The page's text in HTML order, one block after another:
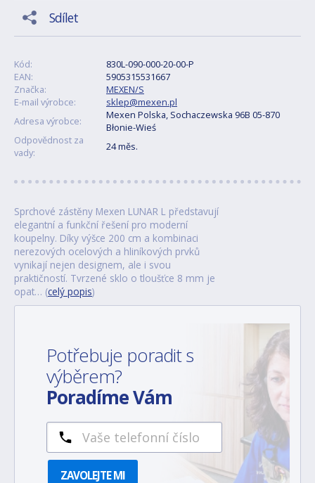
Sdílet
Kód:
830L-090-000-20-00-P
EAN:
5905315531667
Značka:
MEXEN/S
E-mail výrobce:
sklep@mexen.pl
Adresa výrobce:
Mexen Polska, Sochaczewska 96B 05-870
Błonie-Wieś
Odpovědnost za
vady:
24 měs.
Sprchové zástěny Mexen LUNAR L představují
elegantní a funkční řešení pro moderní
koupelny. Díky výšce 200 cm a kombinaci
nerezových ocelových a hliníkových prvků
vynikají nejen designem, ale i svou
praktičností. Tvrzené sklo o tloušťce 8 mm je
opat… (celý popis)
Potřebuje poradit s
výběrem?
Poradíme Vám
ZAVOLEJTE MI